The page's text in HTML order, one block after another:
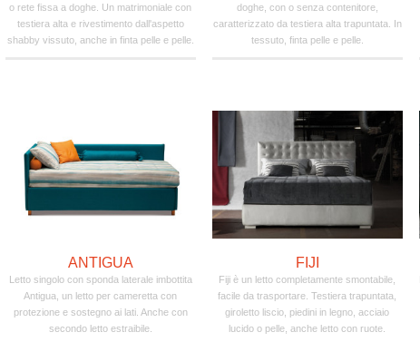
o rete fissa a doghe. Un matrimoniale con
testiera alta e rivestimento dall'aspetto
shabby vissuto, anche in finta pelle e pelle.
doghe, con o senza contenitore,
caratterizzato da testiera alta trapuntata. In
tessuto, finta pelle e pelle.
ANTIGUA
Letto singolo con sponda laterale imbottita
Antigua, un letto per cameretta con
protezione e sostegno ai lati. Anche con
secondo letto estraibile.
FIJI
Fiji è un letto completamente smontabile,
facile da trasportare. Testiera trapuntata,
giroletto liscio, piedini in legno, acciaio
lucido o pelle, anche letto con ruote.